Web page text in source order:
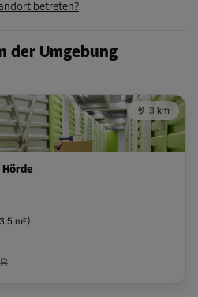
betreten?
der Umgebung
3 km
3,5 m²)